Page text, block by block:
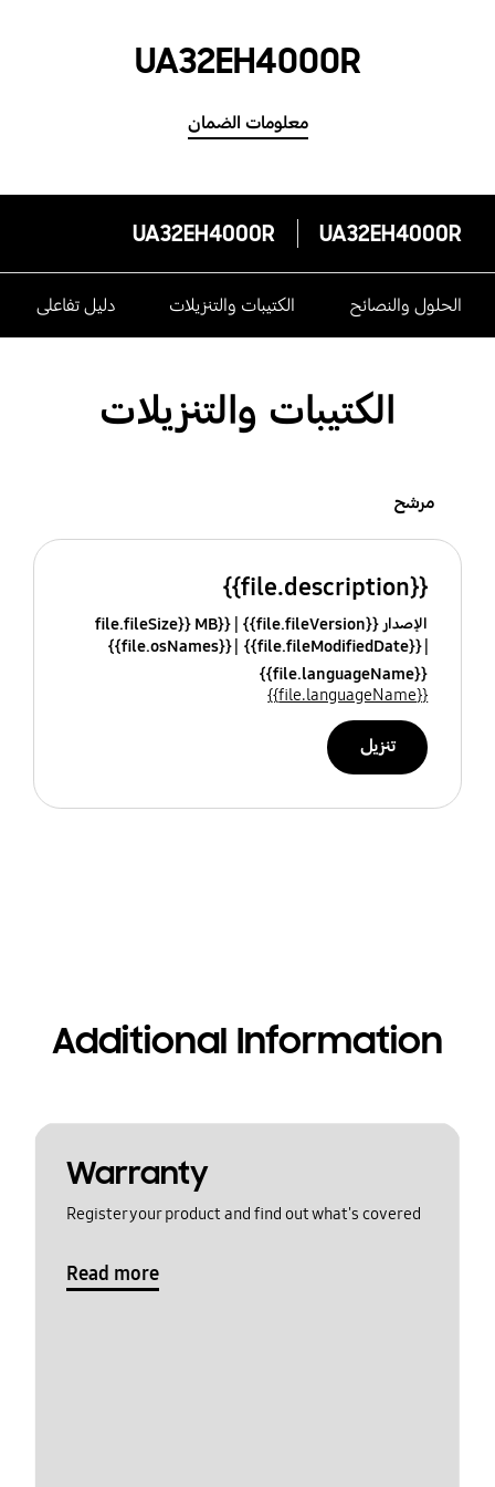
UA32EH4000R
معلومات الضمان
UA32EH4000R
UA32EH4000R
الحلول والنصائح الكتيبات والتنزيلات دليل تفاعلى
الكتيبات والتنزيلات
مرشح
{{file.description}}
الإصدار {{file.fileVersion}}
{{file.fileSize}} MB
{{file.fileModifiedDate}}
{{file.osNames}}
{{file.languageName}}
{{file.languageName}}
تنزيل
Additional Information
Warranty
Register your product and find out what's covered
Read more